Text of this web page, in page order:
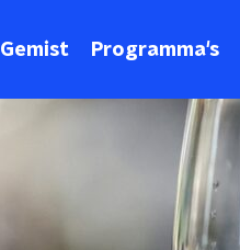
Gemist Programma's